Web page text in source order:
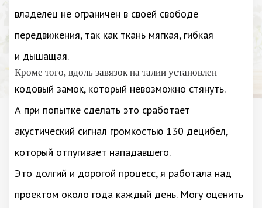
владелец не ограничен в своей свободе
передвижения, так как ткань мягкая, гибкая
и дышащая.
Кроме того, вдоль завязок на талии установлен
кодовый замок, который невозможно стянуть.
А при попытке сделать это сработает
акустический сигнал громкостью 130 децибел,
который отпугивает нападавшего.
Это долгий и дорогой процесс, я работала над
проектом около года каждый день. Могу оценить